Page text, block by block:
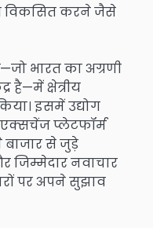
विकसित करने जैसे
भारत का अग्रणी
है—में क्षेत्रीय
इसमें उद्योग
एक्सचेंज प्लेटफॉर्म
बाजार से जुड़े
जिम्मेदार नवाचार
पर अपने सुझाव